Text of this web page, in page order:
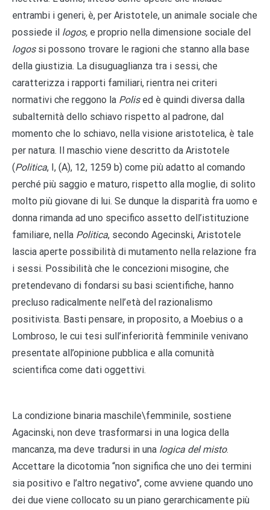
entrambi i generi, è, per Aristotele, un animale sociale che
possiede il logos, e proprio nella dimensione sociale del
logos si possono trovare le ragioni che stanno alla base
della giustizia. La disuguaglianza tra i sessi, che
caratterizza i rapporti familiari, rientra nei criteri
normativi che reggono la Polised è quindi diversa dalla
subalternità dello schiavo rispetto al padrone, dal
momento che lo schiavo, nella visione aristotelica, è tale
per natura. Il maschio viene descritto da Aristotele
(Politica, I, (A), 12, 1259 b) come più adatto al comando
perché più saggio e maturo, rispetto alla moglie, di solito
molto più giovane di lui. Se dunque la disparità fra uomo e
donna rimanda ad uno specifico assetto dell’istituzione
familiare, nella Politica, secondo Agecinski, Aristotele
lascia aperte possibilità di mutamento nella relazione fra
i sessi. Possibilità che le concezioni misogine, che
pretendevano di fondarsi su basi scientifiche, hanno
precluso radicalmente nell’età del razionalismo
positivista. Basti pensare, in proposito, a Moebius o a
Lombroso, le cui tesi sull’inferiorità femminile venivano
presentate all’opinione pubblica e alla comunità
scientifica come dati oggettivi.
La condizione binaria maschile\femminile, sostiene
Agacinski, non deve trasformarsi in una logica della
mancanza, ma deve tradursi in una logica del misto.
Accettare la dicotomia “non significa che uno dei termini
sia positivo e l’altro negativo”, come avviene quando uno
dei due viene collocato su un piano gerarchicamente più